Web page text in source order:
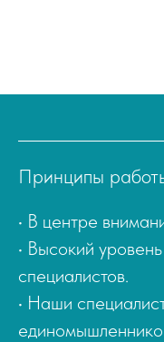
Принципы
• В центре
• Высокий
специалистов.
• Наши